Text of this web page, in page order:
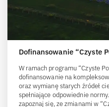
Dofinansowanie “Czyste
W ramach programu “Czyste
dofinansowanie na
oraz wymianę starych źródeł
spełniające odpowiednie
zapoznaj się, ze zmianami w